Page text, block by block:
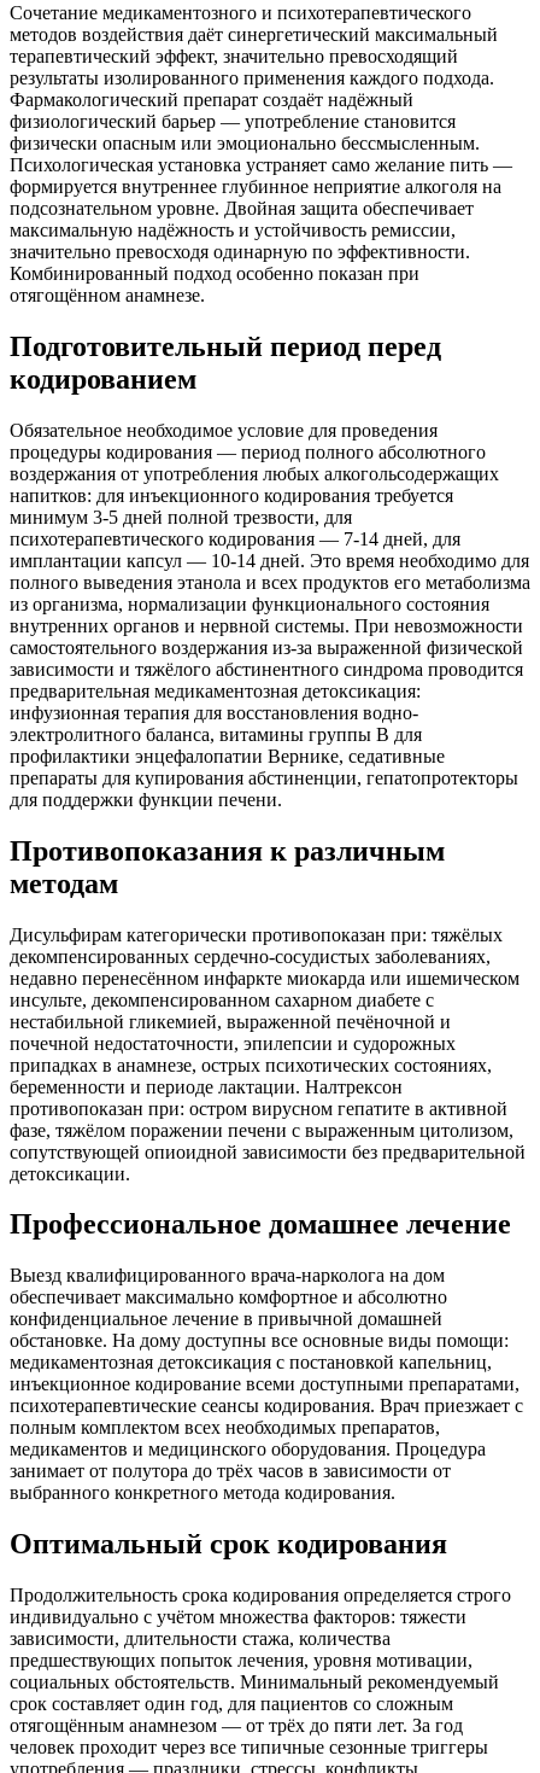
Сочетание медикаментозного и психотерапевтического
методов воздействия даёт синергетический максимальный
терапевтический эффект, значительно превосходящий
результаты изолированного применения каждого подхода.
Фармакологический препарат создаёт надёжный
физиологический барьер — употребление становится
физически опасным или эмоционально бессмысленным.
Психологическая установка устраняет само желание пить —
формируется внутреннее глубинное неприятие алкоголя на
подсознательном уровне. Двойная защита обеспечивает
максимальную надёжность и устойчивость ремиссии,
значительно превосходя одинарную по эффективности.
Комбинированный подход особенно показан при
отягощённом анамнезе.
Подготовительный период перед
кодированием
Обязательное необходимое условие для проведения
процедуры кодирования — период полного абсолютного
воздержания от употребления любых алкогольсодержащих
напитков: для инъекционного кодирования требуется
минимум 3-5 дней полной трезвости, для
психотерапевтического кодирования — 7-14 дней, для
имплантации капсул — 10-14 дней. Это время необходимо для
полного выведения этанола и всех продуктов его метаболизма
из организма, нормализации функционального состояния
внутренних органов и нервной системы. При невозможности
самостоятельного воздержания из-за выраженной физической
зависимости и тяжёлого абстинентного синдрома проводится
предварительная медикаментозная детоксикация:
инфузионная терапия для восстановления водно-
электролитного баланса, витамины группы B для
профилактики энцефалопатии Вернике, седативные
препараты для купирования абстиненции, гепатопротекторы
для поддержки функции печени.
Противопоказания к различным
методам
Дисульфирам категорически противопоказан при: тяжёлых
декомпенсированных сердечно-сосудистых заболеваниях,
недавно перенесённом инфаркте миокарда или ишемическом
инсульте, декомпенсированном сахарном диабете с
нестабильной гликемией, выраженной печёночной и
почечной недостаточности, эпилепсии и судорожных
припадках в анамнезе, острых психотических состояниях,
беременности и периоде лактации. Налтрексон
противопоказан при: остром вирусном гепатите в активной
фазе, тяжёлом поражении печени с выраженным цитолизом,
сопутствующей опиоидной зависимости без предварительной
детоксикации.
Профессиональное домашнее лечение
Выезд квалифицированного врача-нарколога на дом
обеспечивает максимально комфортное и абсолютно
конфиденциальное лечение в привычной домашней
обстановке. На дому доступны все основные виды помощи:
медикаментозная детоксикация с постановкой капельниц,
инъекционное кодирование всеми доступными препаратами,
психотерапевтические сеансы кодирования. Врач приезжает с
полным комплектом всех необходимых препаратов,
медикаментов и медицинского оборудования. Процедура
занимает от полутора до трёх часов в зависимости от
выбранного конкретного метода кодирования.
Оптимальный срок кодирования
Продолжительность срока кодирования определяется строго
индивидуально с учётом множества факторов: тяжести
зависимости, длительности стажа, количества
предшествующих попыток лечения, уровня мотивации,
социальных обстоятельств. Минимальный рекомендуемый
срок составляет один год, для пациентов со сложным
отягощённым анамнезом — от трёх до пяти лет. За год
человек проходит через все типичные сезонные триггеры